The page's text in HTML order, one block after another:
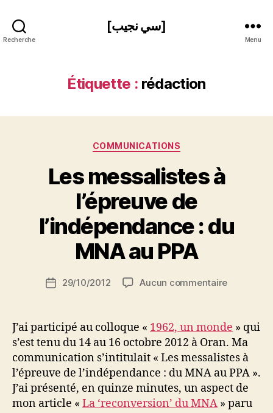
Recherche
[سي نجيب]
Menu
Étiquette : rédaction
Catégories
COMMUNICATIONS
Les messalistes à
l’épreuve de
l’indépendance : du
MNA au PPA
de
a
N
d
ji
b
i
M
o
u
s
s
a
Date29/10/2012 Aucun commentairesur
l’épreuve
de
du
MNA
J’ai participé au colloque « 1962, un monde » qui
s’est tenu du 14 au 16 octobre 2012 à Oran. Ma
communication s’intitulait « Les messalistes à
l’épreuve de l’indépendance : du MNA au PPA ».
J’ai présenté, en quinze minutes, un aspect de
mon article « La ‘reconversion’ du MNA » paru